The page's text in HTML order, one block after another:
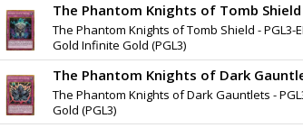
The Phantom Knights of Tomb Shield
The Phantom Knights of Tomb Shield - PGL3-
Gold Infinite Gold (PGL3)
The Phantom Knights of Dark
The Phantom Knights of Dark Gauntlets -
Gold (PGL3)